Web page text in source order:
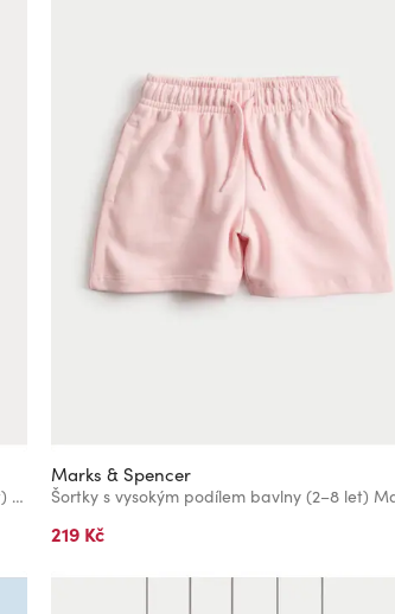
Tílkový top s vysokým podílem bavlny (6–16 let) Marks & Spencer bílá
Marks & Spencer
219 Kč